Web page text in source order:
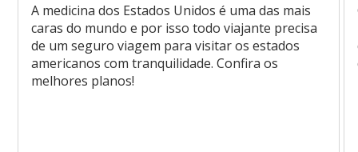
A medicina dos Estados Unidos é uma das mais
caras do mundo e por isso todo viajante precisa
de um seguro viagem para visitar os estados
americanos com tranquilidade. Confira os
melhores planos!